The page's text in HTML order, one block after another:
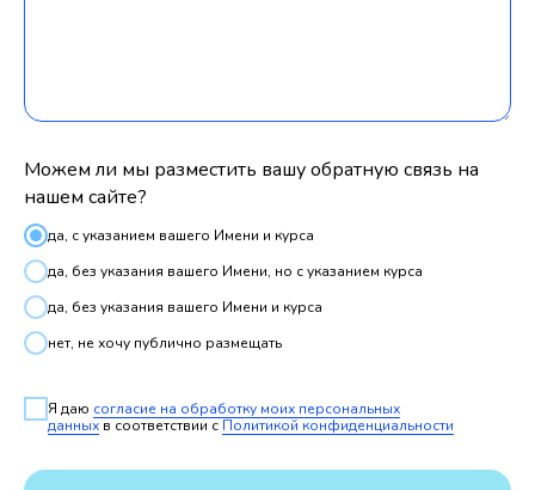
Можем ли мы разместить вашу обратную связь на
нашем сайте?
да, с указанием вашего Имени и курса
да, без указания вашего Имени, но с указанием курса
да, без указания вашего Имени и курса
нет, не хочу публично размещать
Я даю согласие на обработку моих персональных
данных в соответствии с Политикой конфиденциальности